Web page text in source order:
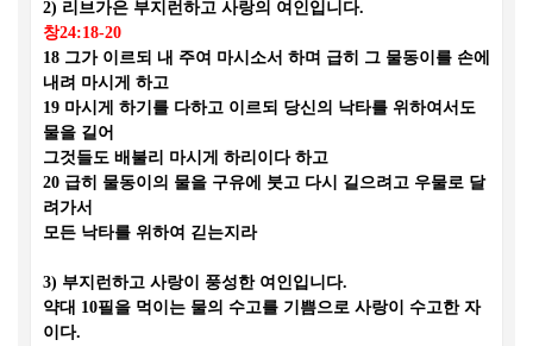
2) 리브가은 부지런하고 사랑의 여인입니다.
창24:18-20
18 그가 이르되 내 주여 마시소서 하며 급히 그 물동이를 손에
내려 마시게 하고
19 마시게 하기를 다하고 이르되 당신의 낙타를 위하여서도
물을 길어
그것들도 배불리 마시게 하리이다 하고
20 급히 물동이의 물을 구유에 붓고 다시 길으려고 우물로 달
려가서
모든 낙타를 위하여 긷는지라
3) 부지런하고 사랑이 풍성한 여인입니다.
약대 10필을 먹이는 물의 수고를 기쁨으로 사랑이 수고한 자
이다.